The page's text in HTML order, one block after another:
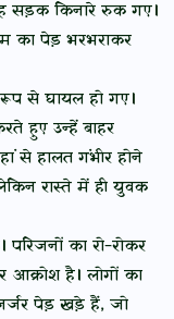
सड़क किनारे रुक गए।
का पेड़ भरभराकर
से घायल हो गए।
हुए उन्हें बाहर
से हालत गंभीर होने
रास्ते में ही युवक
का रो-रोकर
आक्रोश है। लोगों का
पेड़ खड़े हैं, जो